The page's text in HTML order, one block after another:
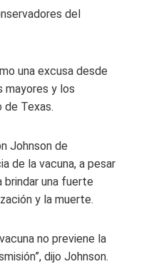
del
una excusa desde
mayores y los
de Texas.
Johnson de
de la vacuna, a pesar
brindar una fuerte
y la muerte.
no previene la
dijo Johnson.